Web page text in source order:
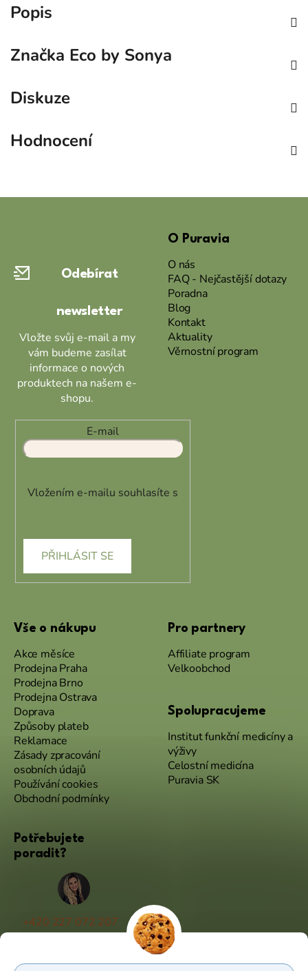
Popis
Značka Eco by Sonya
Diskuze
Hodnocení
Odebírat
newsletter
Vložte svůj e-mail a my
vám budeme zasílat
informace o nových
produktech na našem e-
shopu.
E-mail
Vložením e-mailu souhlasíte s
PŘIHLÁSIT SE
O Puravia
O nás
FAQ - Nejčastější dotazy
Poradna
Blog
Kontakt
Aktuality
Věrnostní program
Vše o nákupu
Akce měsíce
Prodejna Praha
Prodejna Brno
Prodejna Ostrava
Doprava
Způsoby plateb
Reklamace
Zásady zpracování
osobních údajů
Používání cookies
Obchodní podmínky
Pro partnery
Affiliate program
Velkoobchod
Spolupracujeme
Institut funkční medicíny a
výživy
Celostní medicína
Puravia SK
Potřebujete
poradit?
+420 227 072 207
(Po - Pá 9:00 - 17:00)